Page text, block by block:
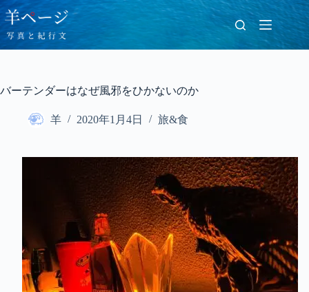
コ
ン
テ
ン
ス
バーテンダーはなぜ風邪をひかないのか
羊 2020年1月4日 旅&食